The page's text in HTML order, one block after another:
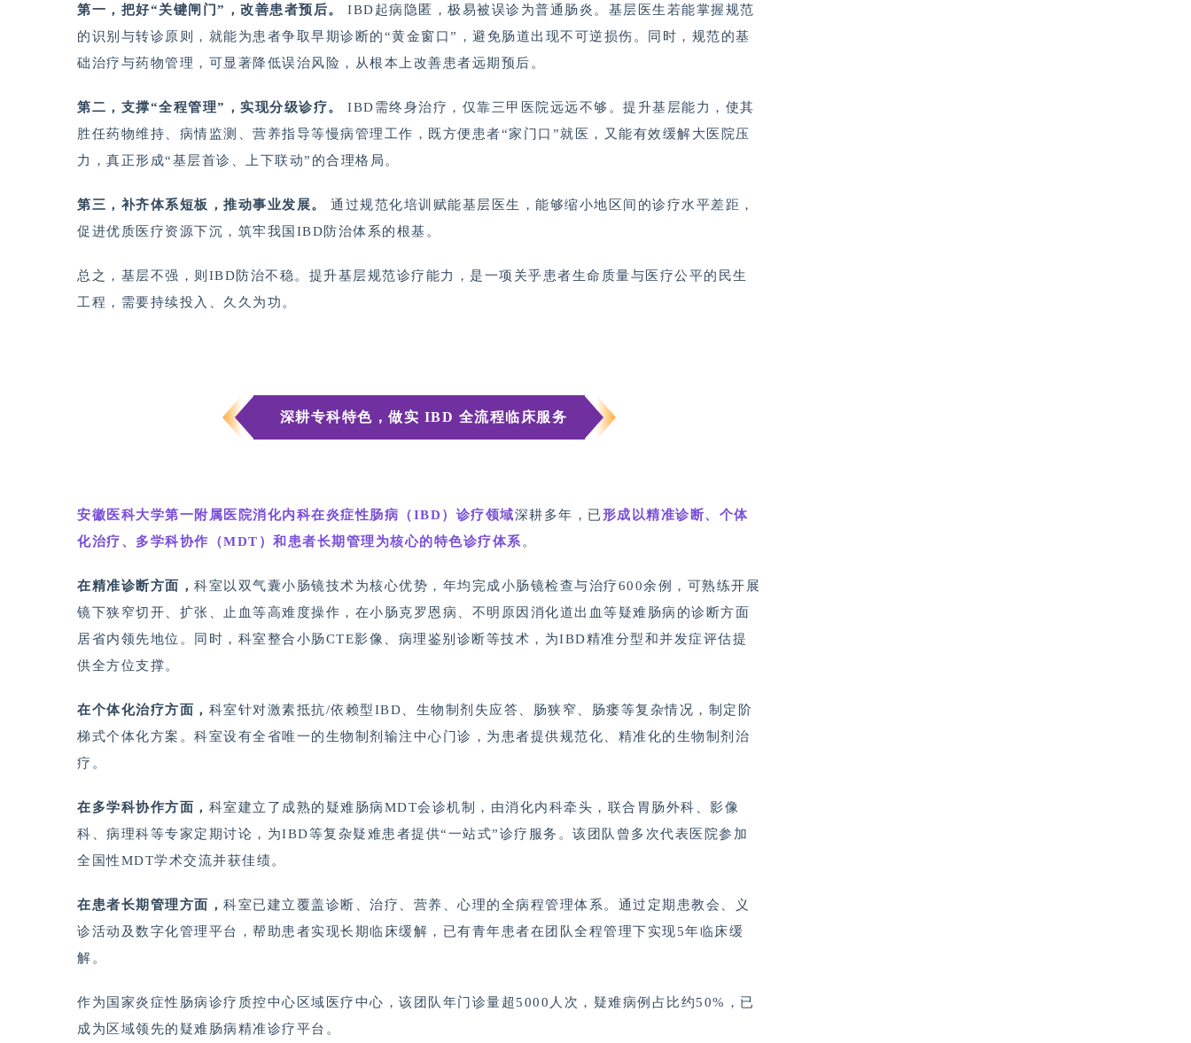
第一，把好“关键闸门”，改善患者预后。
IBD起病隐匿，极易被误诊为普通肠炎。基层医生若能掌握规范
的识别与转诊原则，就能为患者争取早期诊断的“黄金窗口”，避免肠道出现不可逆损伤。同时，规范的基
础治疗与药物管理，可显著降低误治风险，从根本上改善患者远期预后。
第二，支撑“全程管理”，实现分级诊疗。
IBD需终身治疗，仅靠三甲医院远远不够。提升基层能力，使其
胜任药物维持、病情监测、营养指导等慢病管理工作，既方便患者“家门口”就医，又能有效缓解大医院压
力，真正形成“基层首诊、上下联动”的合理格局。
第三，补齐体系短板，推动事业发展。
通过规范化培训赋能基层医生，能够缩小地区间的诊疗水平差距，
促进优质医疗资源下沉，筑牢我国IBD防治体系的根基。
总之，基层不强，则IBD防治不稳。提升基层规范诊疗能力，是一项关乎患者生命质量与医疗公平的民生
工程，需要持续投入、久久为功。
深耕专科特色，做实 IBD 全流程临床服务
安徽医科大学第一附属医院消化内科在炎症性肠病（IBD）诊疗领域深耕多年，已形成以精准诊断、个体
化治疗、多学科协作（MDT）和患者长期管理为核心的特色诊疗体系。
在精准诊断方面， 科室以双气囊小肠镜技术为核心优势，年均完成小肠镜检查与治疗600余例，可熟练开展
镜下狭窄切开、扩张、止血等高难度操作，在小肠克罗恩病、不明原因消化道出血等疑难肠病的诊断方面
居省内领先地位。同时，科室整合小肠CTE影像、病理鉴别诊断等技术，为IBD精准分型和并发症评估提
供全方位支撑。
在个体化治疗方面， 科室针对激素抵抗/依赖型IBD、生物制剂失应答、肠狭窄、肠瘘等复杂情况，制定阶
梯式个体化方案。科室设有全省唯一的生物制剂输注中心门诊，为患者提供规范化、精准化的生物制剂治
疗。
在多学科协作方面， 科室建立了成熟的疑难肠病MDT会诊机制，由消化内科牵头，联合胃肠外科、影像
科、病理科等专家定期讨论，为IBD等复杂疑难患者提供“一站式”诊疗服务。该团队曾多次代表医院参加
全国性MDT学术交流并获佳绩。
在患者长期管理方面， 科室已建立覆盖诊断、治疗、营养、心理的全病程管理体系。通过定期患教会、义
诊活动及数字化管理平台，帮助患者实现长期临床缓解，已有青年患者在团队全程管理下实现5年临床缓
解。
作为国家炎症性肠病诊疗质控中心区域医疗中心，该团队年门诊量超5000人次，疑难病例占比约50%，已
成为区域领先的疑难肠病精准诊疗平台。